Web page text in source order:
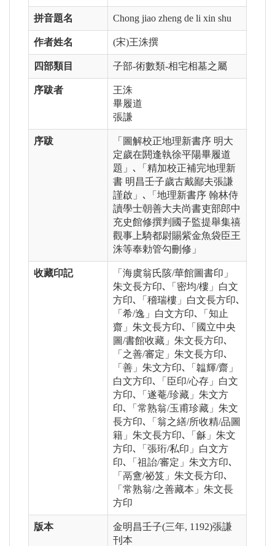
拼音題名 Chong jiao zheng de li xin shu
作者姓名 (宋)王洙撰
四部類目 子部-術數類-相宅相墓之屬
序跋者
王洙
畢履道
張謙
序跋
「圖解校正地理新書序 明大
定歲在閼逢執徐平陽畢履道
題」､「精加校正補完地理新
書 明昌壬子歲古戴鄙夫張謙
謹啟」､「地理新書序 翰林侍
讀學士朝善大夫尚書吏部郎中
充史館修撰判國子監提舉集禧
觀事上騎都尉賜紫金魚袋臣王
洙等奉勅管勾刪修」
收藏印記
「海虞翁氏陔/華館圖書印」
朱文長方印､「密均/樓」白文
方印､「稽瑞樓」白文長方印､
「希/逸」白文方印､「知止
齋」朱文長方印､「國立中央
圖/書館收藏」朱文長方印､
「之善/審定」朱文長方印､
「善」朱文方印､「韞輝/齋」
白文方印､「臣印/心存」白文
方印､「遂菴/珍藏」朱文方
印､「常熟翁/玉甫珍藏」朱文
長方印､「翁之繕/所收精/品圖
籍」朱文長方印､「龢」朱文
方印､「張珩/私印」白文方
印､「祖詒/審定」朱文方印､
「鬲盦/祕笈」朱文長方印､
「常熟翁/之善藏本」朱文長
方印
版本
金明昌壬子(三年, 1192)張謙
刊本